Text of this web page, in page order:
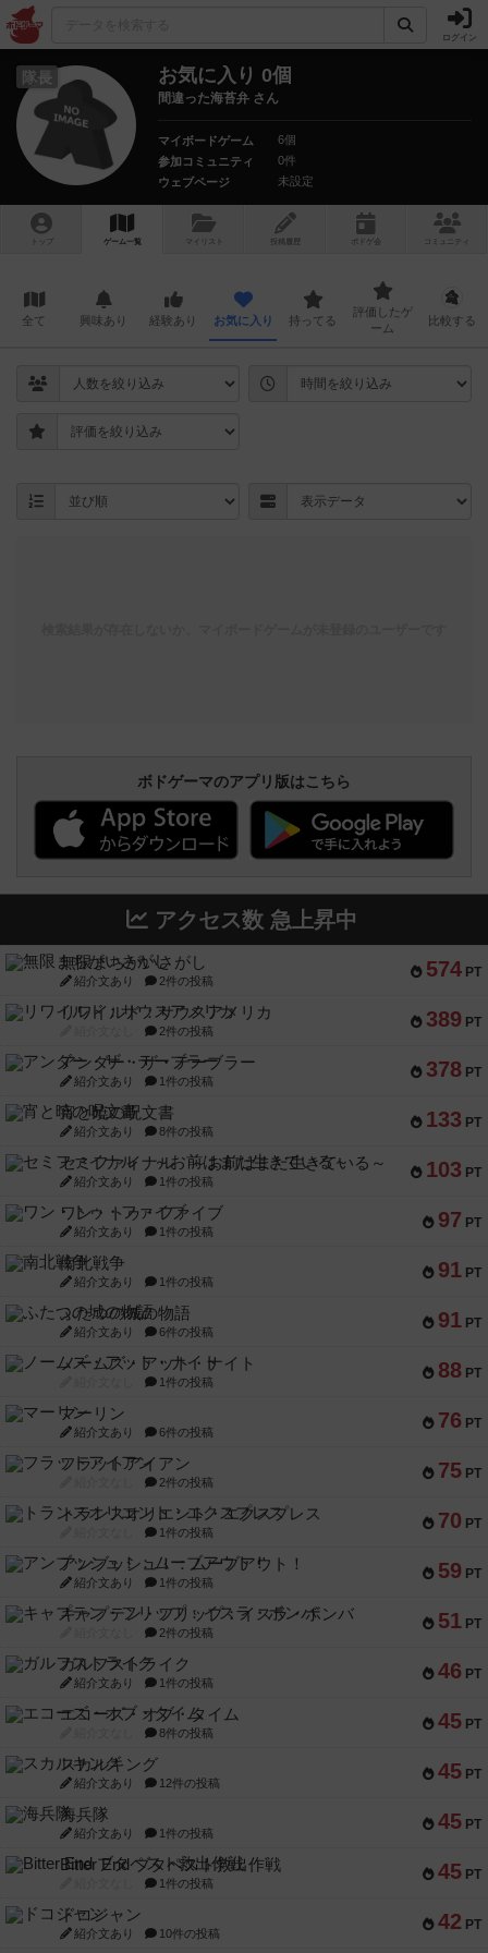
ログイン
隊長 お気に入り 0個
間違った海苔弁 さん
マイボードゲーム
6個
参加コミュニティ
0件
ウェブページ
未設定
トップ ゲーム一覧 マイリスト 投稿履歴 ボ ドゲ コミュニティ
全て 興味あり 経験あり お気に入り 持ってる
評価したゲ
ーム
比較する
ボドゲーマのアプリ版はこちら
アクセス数 急上昇中
574 PT
無限まちがいさがし
紹介文あり 2件の投稿
389 PT
リワイルド：サウスアメリカ
2件の投稿
378 PT
アンダー・ザ・テーブラー
紹介文あり 1件の投稿
133 PT
宵と暁の呪文書
紹介文あり 8件の投稿
103 PT
セミファイナル ～お前はまだ生きている～
紹介文あり 1件の投稿
97 PT
ワン・トゥ・ファイブ
紹介文あり 1件の投稿
91 PT
南北戦争
紹介文あり 1件の投稿
91 PT
ふたつの城の物語
紹介文あり 6件の投稿
88 PT
ノームズ・アット・ナイト
1件の投稿
76 PT
マーリン
紹介文あり 6件の投稿
75 PT
フラットアイアン
2件の投稿
70 PT
トランスオリエント・エクスプレス
1件の投稿
59 PT
アンブッシュ！：ムーブアウト！
紹介文あり 1件の投稿
51 PT
キャプテン・フリップ：イスラ・ボンバ
2件の投稿
46 PT
ガルフストライク
紹介文あり 1件の投稿
45 PT
エコーズ・オブ・タイム
8件の投稿
45 PT
スカルキング
紹介文あり 12件の投稿
45 PT
海兵隊
紹介文あり 1件の投稿
45 PT
Bitter End ブタペスト救出作戦
1件の投稿
42 PT
ドコジャン
紹介文あり 10件の投稿